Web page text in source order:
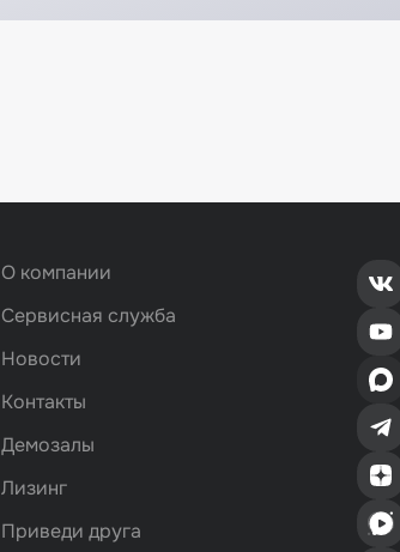
О компании
Сервисная служба
Новости
Контакты
Демозалы
Лизинг
Приведи друга